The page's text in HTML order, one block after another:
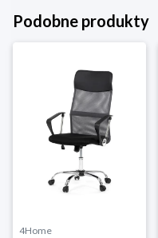
Podobne produkty
4Home